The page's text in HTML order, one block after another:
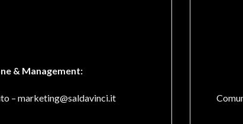
& Management:
– marketing@saldavinci.it